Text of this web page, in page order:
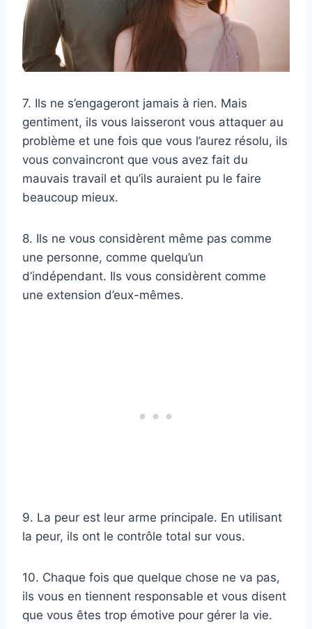
7. Ils ne s’engageront jamais à rien. Mais
gentiment, ils vous laisseront vous attaquer au
problème et une fois que vous l’aurez résolu, ils
vous convaincront que vous avez fait du
mauvais travail et qu’ils auraient pu le faire
beaucoup mieux.
8. Ils ne vous considèrent même pas comme
une personne, comme quelqu’un
d’indépendant. Ils vous considèrent comme
une extension d’eux-mêmes.
9. La peur est leur arme principale. En utilisant
la peur, ils ont le contrôle total sur vous.
10. Chaque fois que quelque chose ne va pas,
ils vous en tiennent responsable et vous disent
que vous êtes trop émotive pour gérer la vie.